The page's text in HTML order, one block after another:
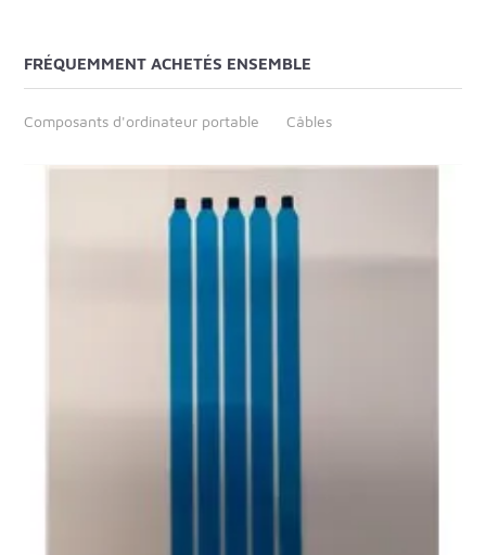
FRÉQUEMMENT ACHETÉS ENSEMBLE
Composants d'ordinateur portable Câbles